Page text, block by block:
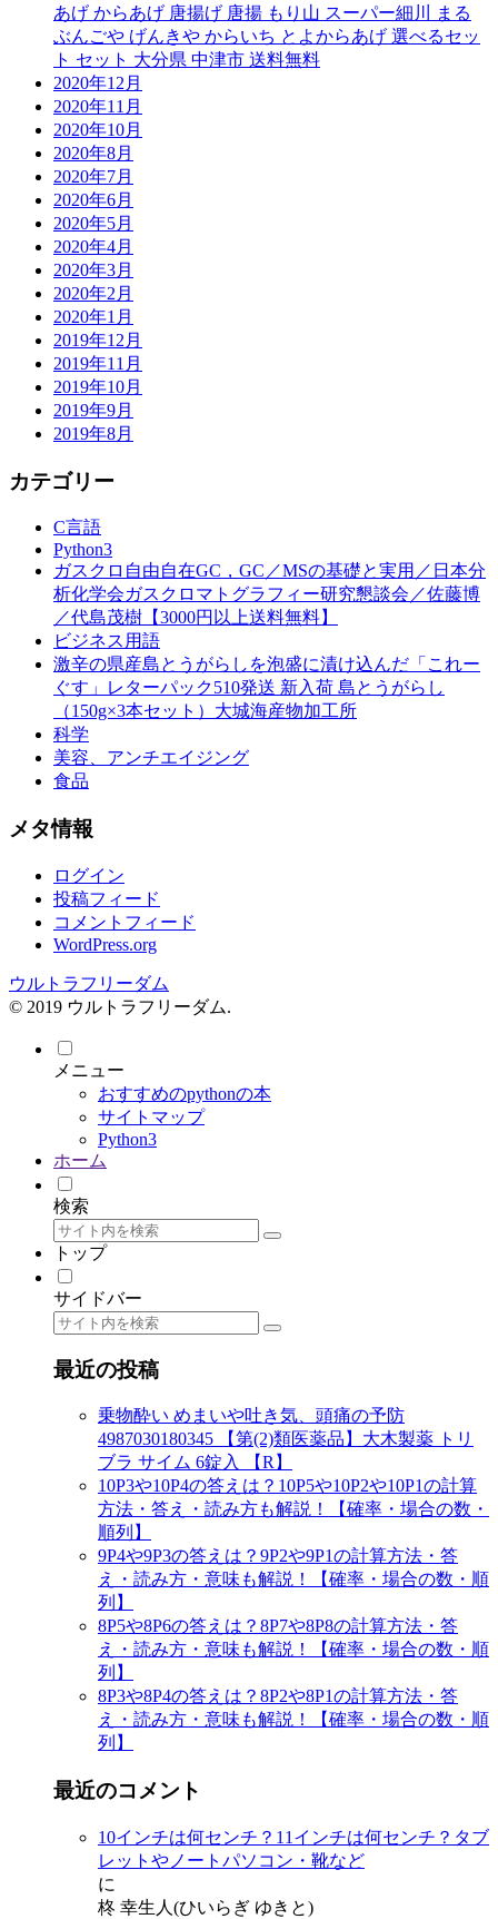
あげ からあげ 唐揚げ 唐揚 もり山 スーパー細川 まる
ぶんごや げんきや からいち とよからあげ 選べるセッ
ト セット 大分県 中津市 送料無料
2020年12月
2020年11月
2020年10月
2020年8月
2020年7月
2020年6月
2020年5月
2020年4月
2020年3月
2020年2月
2020年1月
2019年12月
2019年11月
2019年10月
2019年9月
2019年8月
カテゴリー
C言語
Python3
ガスクロ自由自在GC，GC／MSの基礎と実用／日本分
析化学会ガスクロマトグラフィー研究懇談会／佐藤博
／代島茂樹【3000円以上送料無料】
ビジネス用語
激辛の県産島とうがらしを泡盛に漬け込んだ「これー
ぐす」レターパック510発送 新入荷 島とうがらし
（150g×3本セット）大城海産物加工所
科学
美容、アンチエイジング
食品
メタ情報
ログイン
投稿フィード
コメントフィード
WordPress.org
ウルトラフリーダム
© 2019 ウルトラフリーダム.
メニュー
おすすめのpythonの本
サイトマップ
Python3
ホーム
検索
トップ
サイドバー
最近の投稿
乗物酔い めまいや吐き気、頭痛の予防
4987030180345 【第(2)類医薬品】大木製薬 トリ
ブラ サイム 6錠入 【R】
10P3や10P4の答えは？10P5や10P2や10P1の計算
方法・答え・読み方も解説！【確率・場合の数・
順列】
9P4や9P3の答えは？9P2や9P1の計算方法・答
え・読み方・意味も解説！【確率・場合の数・順
列】
8P5や8P6の答えは？8P7や8P8の計算方法・答
え・読み方・意味も解説！【確率・場合の数・順
列】
8P3や8P4の答えは？8P2や8P1の計算方法・答
え・読み方・意味も解説！【確率・場合の数・順
列】
最近のコメント
10インチは何センチ？11インチは何センチ？タブ
レットやノートパソコン・靴など
に
柊 幸生人(ひいらぎ ゆきと)